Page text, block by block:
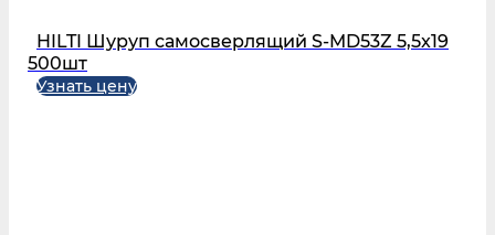
HILTI Шуруп самосверлящий S-MD53Z 5,5x19
500шт
Узнать цену